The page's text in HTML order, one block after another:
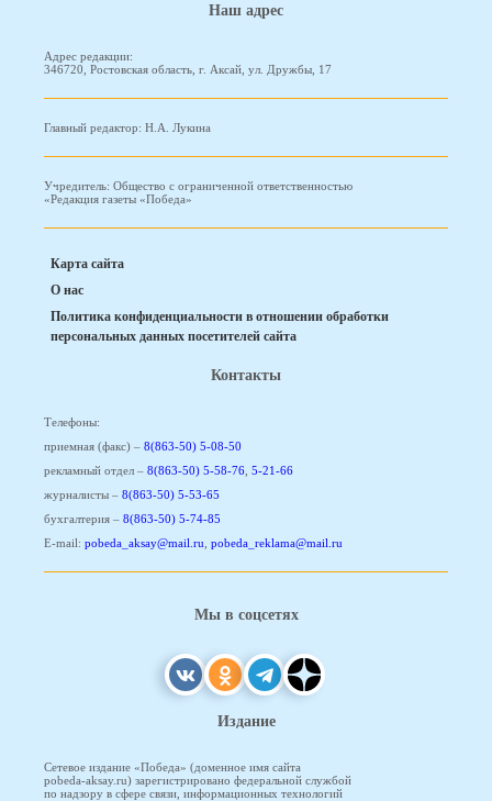
Наш адрес
Адрес редакции:
346720, Ростовская область, г. Аксай, ул. Дружбы, 17
Главный редактор: Н.А. Лукина
Учредитель: Общество с ограниченной ответственностью
«Редакция газеты «Победа»
Карта сайта
О нас
Политика конфиденциальности в отношении обработки
персональных данных посетителей сайта
Контакты
Телефоны:
приемная (факс) – 8(863-50) 5-08-50
рекламный отдел – 8(863-50) 5-58-76 5-21-66
журналисты – 8(863-50) 5-53-65
бухгалтерия – 8(863-50) 5-74-85
E-mail: pobeda_aksay@mail.ru pobeda_reklama@mail.ru
Мы в соцсетях
Издание
Сетевое издание «Победа» (доменное имя сайта
pobeda-aksay.ru) зарегистрировано федеральной службой
по надзору в сфере связи, информационных технологий